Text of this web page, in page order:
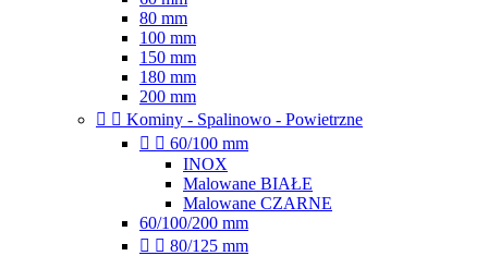
80 mm
100 mm
150 mm
180 mm
200 mm
  Kominy - Spalinowo - Powietrzne
  60/100 mm
INOX
Malowane BIAŁE
Malowane CZARNE
60/100/200 mm
  80/125 mm